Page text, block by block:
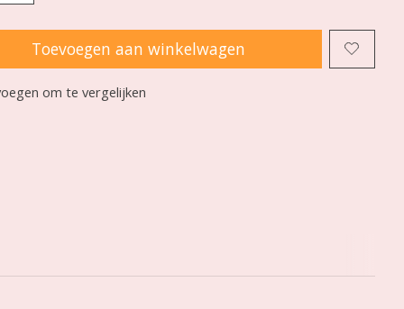
Toevoegen aan winkelwagen
om te vergelijken